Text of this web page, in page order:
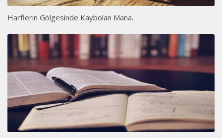
Harflerin Gölgesinde Kaybolan Mana..